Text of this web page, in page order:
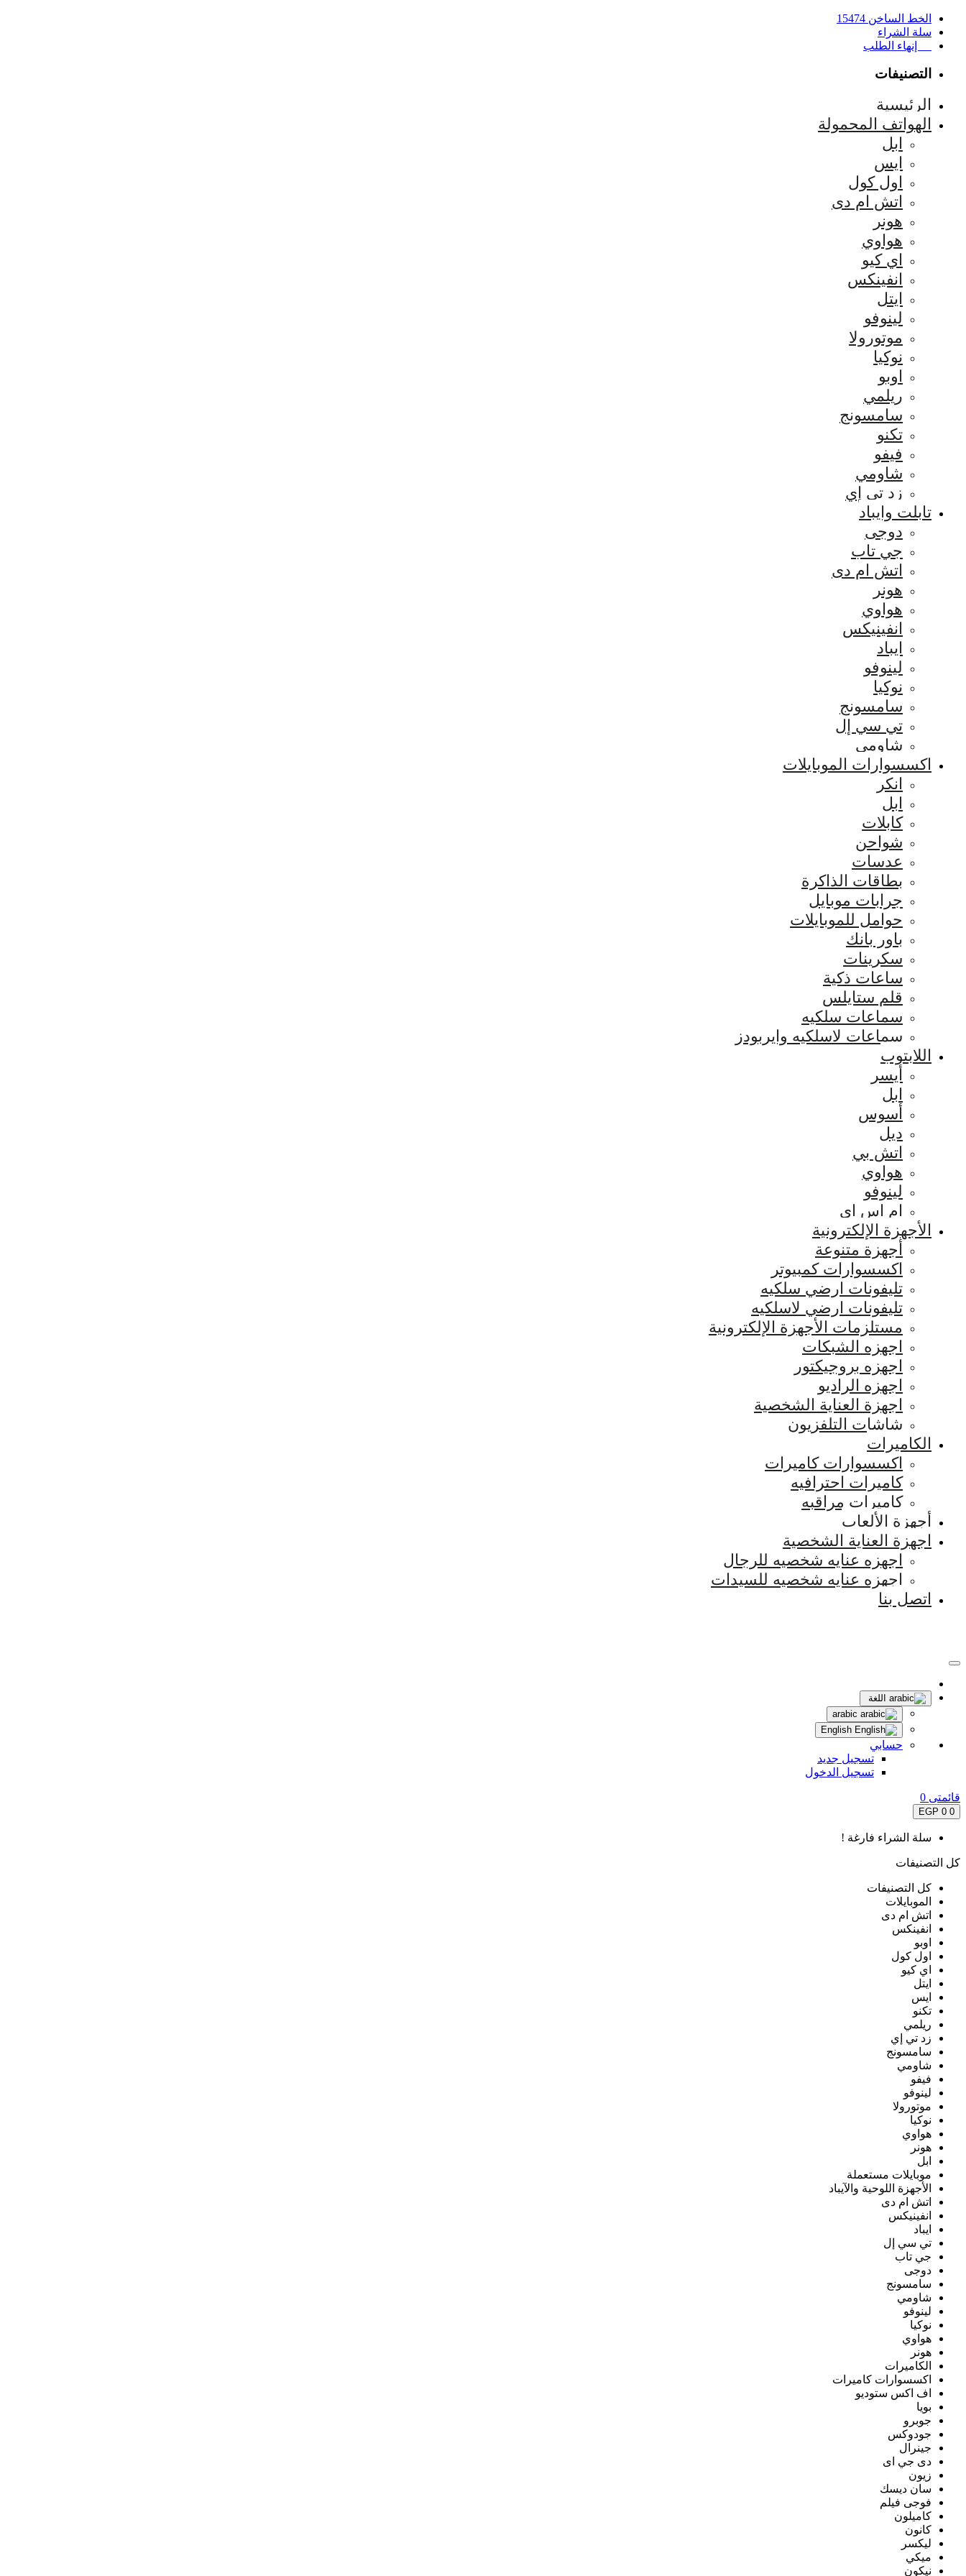
الخط الساخن 15474
سلة الشراء
إنهاء الطلب
التصنيفات
الرئيسية
الهواتف المحمولة
ابل
ايس
اول كول
اتش ام دى
هونر
هواوي
اي كيو
انفينكس
ايتل
لينوفو
موتورولا
نوكيا
اوبو
ريلمي
سامسونج
تكنو
فيفو
شاومي
زد تي إي
تابلت وايباد
دوجى
جي تاب
اتش ام دى
هونر
هواوي
انفينيكس
ايباد
لينوفو
نوكيا
سامسونج
تي سي إل
شاومي
اكسسوارات الموبايلات
انكر
ابل
كابلات
شواحن
عدسات
بطاقات الذاكرة
جرابات موبايل
حوامل للموبايلات
باور بانك
سكرينات
ساعات ذكية
قلم ستايلس
سماعات سلكيه
سماعات لاسلكيه وايربودز
اللابتوب
أيسر
ابل
أسوس
ديل
اتش بي
هواوي
لينوفو
ام اس اي
الأجهزة الإلكترونية
أجهزة متنوعة
اكسسوارات كمبيوتر
تليفونات ارضي سلكيه
تليفونات ارضي لاسلكيه
مستلزمات الأجهزة الإلكترونية
اجهزه الشبكات
اجهزه بروجيكتور
اجهزه الراديو
اجهزة العناية الشخصية
شاشات التلفزيون
الكاميرات
اكسسوارات كاميرات
كاميرات احترافيه
كاميرات مراقبه
أجهزة الألعاب
اجهزة العناية الشخصية
اجهزه عنايه شخصيه للرجال
اجهزه عنايه شخصيه للسيدات
اتصل بنا
اللغة
حسابي
تسجيل جديد
تسجيل الدخول
قائمتى 0
0
0 EGP
سلة الشراء فارغة !
كل التصنيفات
كل التصنيفات
الموبايلات
اتش ام دى
انفينكس
اوبو
اول كول
اي كيو
ايتل
ايس
تكنو
ريلمي
زد تي إي
سامسونج
شاومي
فيفو
لينوفو
موتورولا
نوكيا
هواوي
هونر
ابل
موبايلات مستعملة
الأجهزة اللوحية والآيباد
اتش ام دى
انفينيكس
ايباد
تي سي إل
جي تاب
دوجى
سامسونج
شاومي
لينوفو
نوكيا
هواوي
هونر
الكاميرات
اكسسوارات كاميرات
اف اكس ستوديو
بويا
جوبرو
جودوكس
جينرال
دى جي اى
زيون
سان ديسك
فوجى فيلم
كاميلون
كانون
ليكسر
ميكي
نيكون